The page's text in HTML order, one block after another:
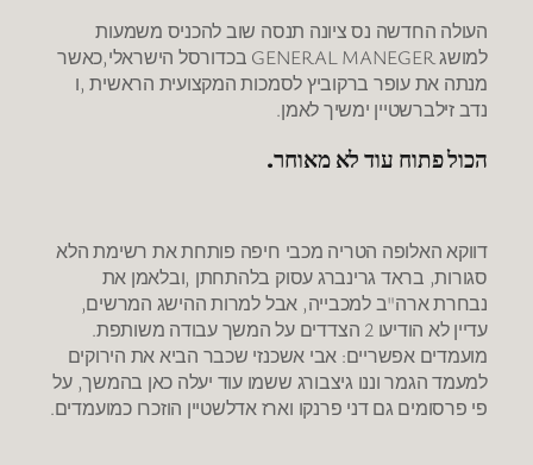
העולה החדשה נס ציונה תנסה שוב להכניס משמעות
למושג GENERAL MANEGER בכדורסל הישראלי,כאשר
מנתה את עופר ברקוביץ לסמכות המקצועית הראשית ,ו
נדב זילברשטיין ימשיך לאמן.
הכול פתוח עוד לא מאוחר.
דווקא האלופה הטריה מכבי חיפה פותחת את רשימת הלא
סגורות, בראד גרינברג עסוק בלהתחתן ,ובלאמן את
נבחרת ארה"ב למכבייה, אבל למרות ההישג המרשים,
עדיין לא הודיעו 2 הצדדים על המשך עבודה משותפת.
מועמדים אפשריים: אבי אשכנזי שכבר הביא את הירוקים
למעמד הגמר וננו גיצבורג ששמו עוד יעלה כאן בהמשך, על
פי פרסומים גם דני פרנקו וארז אדלשטיין הוזכרו כמועמדים.